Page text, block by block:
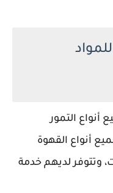
جميع أنواع التمور
أنواع القهوة
وتتوفر لديهم خدمة